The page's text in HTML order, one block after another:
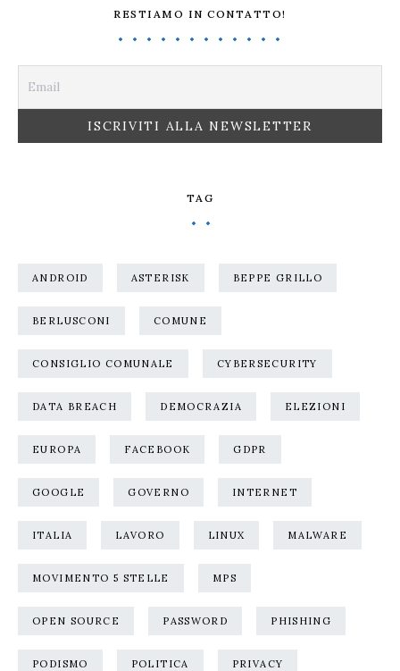
RESTIAMO IN CONTATTO!
TAG
ANDROID ASTERISK BEPPE GRILLO
BERLUSCONI COMUNE
CONSIGLIO COMUNALE CYBERSECURITY
DATA BREACH DEMOCRAZIA ELEZIONI
EUROPA FACEBOOK GDPR
GOOGLE GOVERNO INTERNET
ITALIA LAVORO LINUX MALWARE
MOVIMENTO 5 STELLE MPS
OPEN SOURCE PASSWORD PHISHING
PODISMO POLITICA PRIVACY